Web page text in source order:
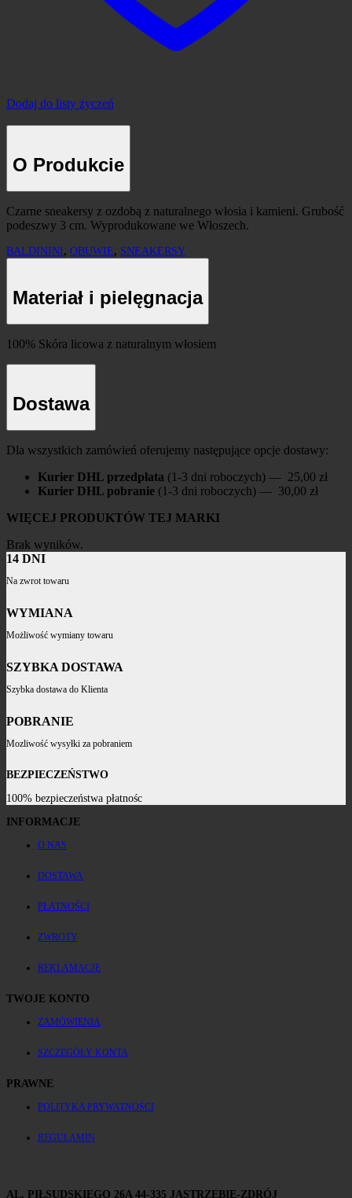
Dodaj do listy życzeń
O Produkcie
Czarne sneakersy z ozdobą z naturalnego włosia i kamieni. Grubość
podeszwy 3 cm. Wyprodukowane we Włoszech.
BALDININI, OBUWIE, SNEAKERSY
Materiał i pielęgnacja
100% Skóra licowa z naturalnym włosiem
Dostawa
Dla wszystkich zamówień oferujemy następujące opcje dostawy:
Kurier DHL przedpłata (1-3 dni roboczych) — 25,00 zł
Kurier DHL pobranie (1-3 dni roboczych) — 30,00 zł
WIĘCEJ PRODUKTÓW TEJ MARKI
Brak wyników.
14 DNI
Na zwrot towaru
WYMIANA
Możliwość wymiany towaru
SZYBKA DOSTAWA
Szybka dostawa do Klienta
POBRANIE
Mozliwość wysyłki za pobraniem
BEZPIECZEŃSTWO
100% bezpieczeństwa płatnośc
INFORMACJE
O NAS
DOSTAWA
PŁATNOŚCI
ZWROTY
REKLAMACJE
TWOJE KONTO
ZAMÓWIENIA
SZCZEGÓŁY KONTA
PRAWNE
POLITYKA PRYWATNOŚCI
REGULAMIN
AL. PIŁSUDSKIEGO 26A 44-335 JASTRZĘBIE-ZDRÓJ